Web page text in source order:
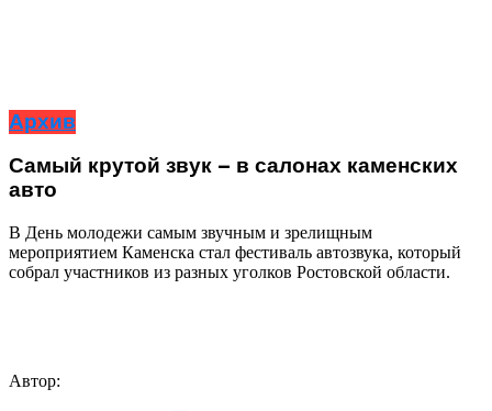
Архив
Самый крутой звук – в салонах каменских
авто
В День молодежи самым звучным и зрелищным
мероприятием Каменска стал фестиваль автозвука, который
собрал участников из разных уголков Ростовской области.
Автор: